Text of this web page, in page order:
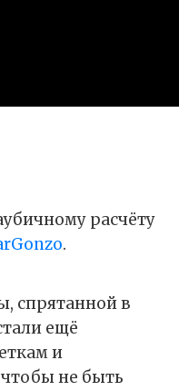
расчёту
.
спрятанной в
ещё
и
не быть